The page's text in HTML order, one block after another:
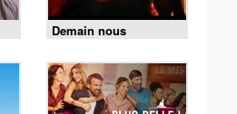
Demain nous
appartient